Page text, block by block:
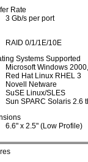
Rate
3 Gb/s per port
RAID 0/1/1E/10E
Systems Supported
Microsoft Windows
Red Hat Linux RHEL 3
Novell Netware
SuSE Linux/SLES
Sun SPARC Solaris 2.6
6.6" x 2.5" (Low Profile)